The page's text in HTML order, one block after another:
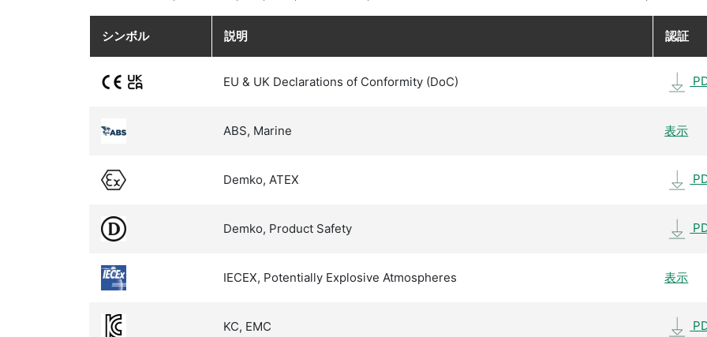
シンボル 説明 認証
EU & UK Declarations of Conformity (DoC)
ABS, Marine 表示
Demko, ATEX
Demko, Product Safety
IECEX, Potentially Explosive Atmospheres 表示
KC, EMC